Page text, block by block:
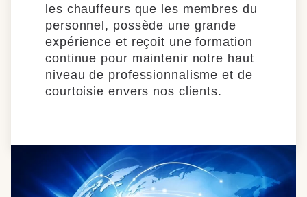
les chauffeurs que les membres du
personnel, possède une grande
expérience et reçoit une formation
continue pour maintenir notre haut
niveau de professionnalisme et de
courtoisie envers nos clients.